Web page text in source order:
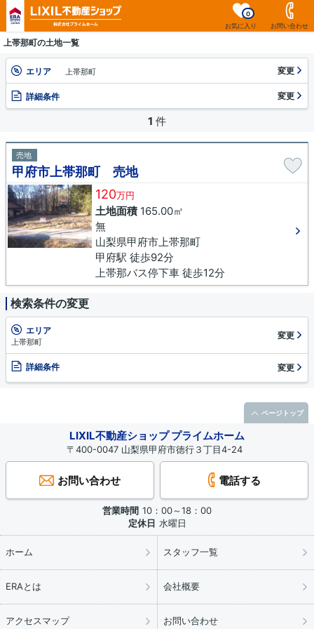
お気に入り
0
お問い合わせ
上帯那町の土地一覧
エリア 上帯那町 変更
詳細条件 変更
1 件
売地
甲府市上帯那町 売地
120万円
土地面積165.00㎡
無
山梨県甲府市上帯那町
甲府駅 徒歩92分
上帯那バス停下車 徒歩12分
検索条件の変更
エリア
上帯那町
変更
詳細条件 変更
LIXIL不動産ショップ プライムホーム
〒400-0047 山梨県甲府市徳行３丁目4-24
お問い合わせ 電話する
営業時間 10：00～18：00
定休日 水曜日
ホーム スタッフ一覧
ERAとは 会社概要
アクセスマップ お問い合わせ
ページトップ